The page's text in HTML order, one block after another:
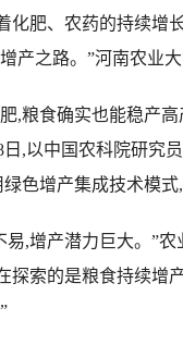
肥、农药的持续增长
产之路。”河南农业
食确实也能稳产高
日,以中国农科院研究
色增产集成技术模式
增产潜力巨大。”农
探索的是粮食持续增